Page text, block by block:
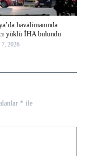
havalimanında
yüklü İHA bulundu
2026
* ile